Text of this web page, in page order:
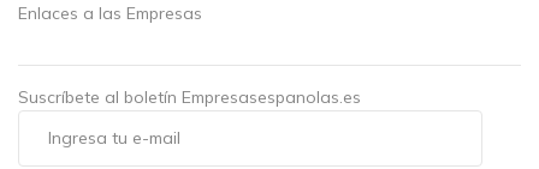
Enlaces a las Empresas
Suscríbete al boletín Empresasespanolas.es